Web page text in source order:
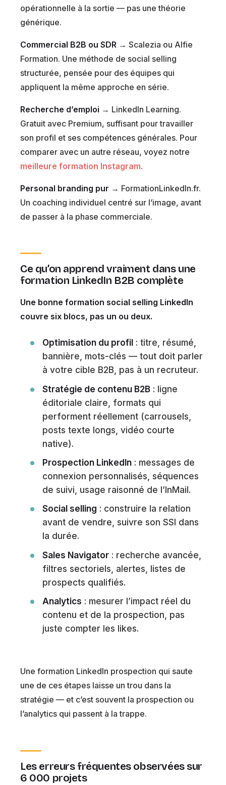
opérationnelle à la sortie — pas une théorie
générique.
Commercial B2B ou SDR → Scalezia ou Alfie
Formation. Une méthode de social selling
structurée, pensée pour des équipes qui
appliquent la même approche en série.
Recherche d’emploi → LinkedIn Learning.
Gratuit avec Premium, suffisant pour travailler
son profil et ses compétences générales. Pour
comparer avec un autre réseau, voyez notre
meilleure formation Instagram.
Personal branding pur → FormationLinkedIn.fr.
Un coaching individuel centré sur l’image, avant
de passer à la phase commerciale.
Ce qu’on apprend vraiment dans une
formation LinkedIn B2B complète
Une bonne formation social selling LinkedIn
couvre six blocs, pas un ou deux.
Optimisation du profil : titre, résumé,
bannière, mots-clés — tout doit parler
à votre cible B2B, pas à un recruteur.
Stratégie de contenu B2B : ligne
éditoriale claire, formats qui
performent réellement (carrousels,
posts texte longs, vidéo courte
native).
Prospection LinkedIn : messages de
connexion personnalisés, séquences
de suivi, usage raisonné de l’InMail.
Social selling : construire la relation
avant de vendre, suivre son SSI dans
la durée.
Sales Navigator : recherche avancée,
filtres sectoriels, alertes, listes de
prospects qualifiés.
Analytics : mesurer l’impact réel du
contenu et de la prospection, pas
juste compter les likes.
Une formation LinkedIn prospection qui saute
une de ces étapes laisse un trou dans la
stratégie — et c’est souvent la prospection ou
l’analytics qui passent à la trappe.
Les erreurs fréquentes observées sur
6 000 projets